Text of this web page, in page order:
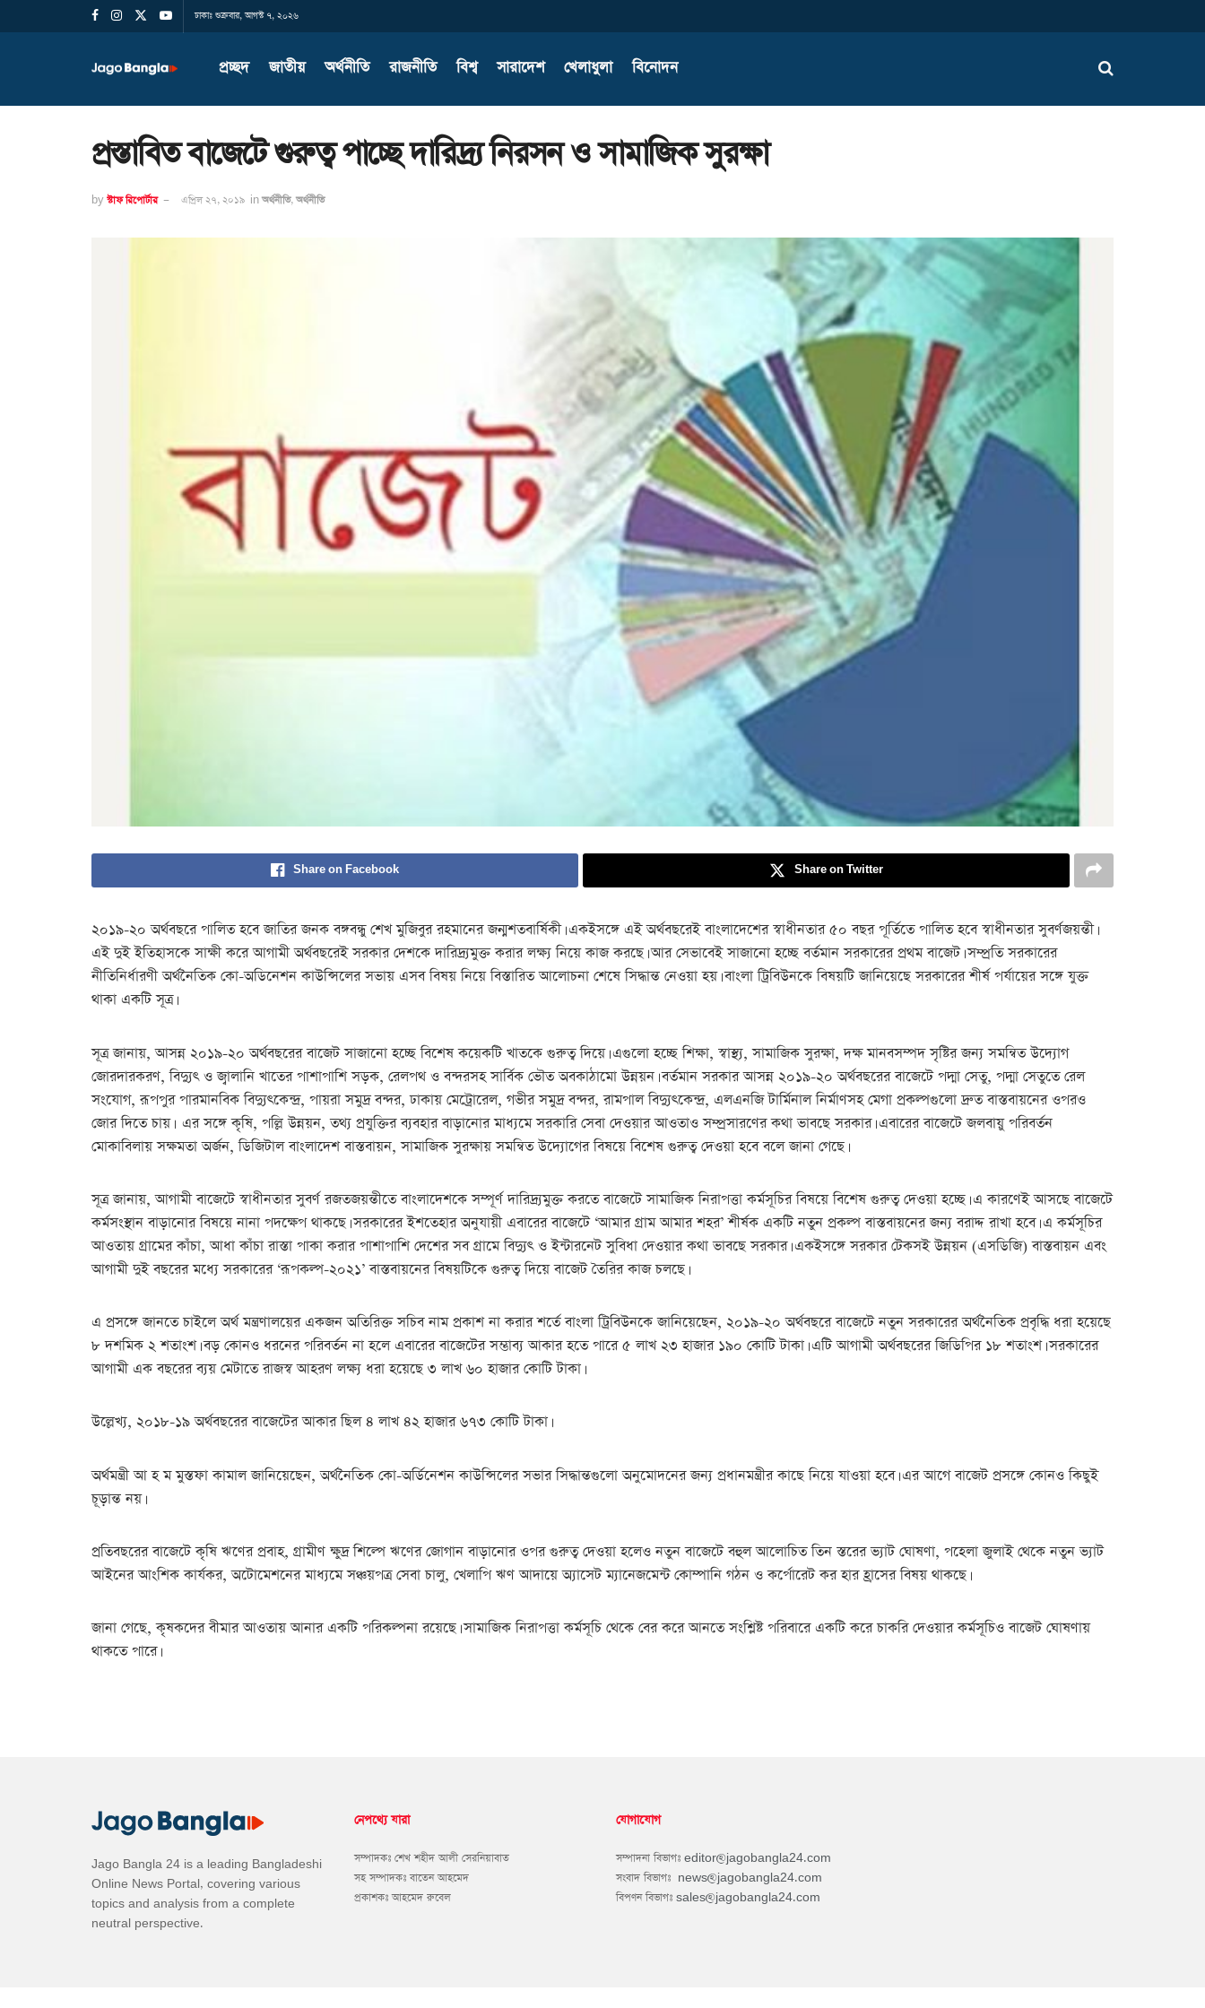
ঢাকাঃ শুক্রবার, আগস্ট ৭, ২০২৬
প্রচ্ছদ জাতীয় অর্থনীতি রাজনীতি বিশ্ব সারাদেশ খেলাধুলা বিনোদন
প্রস্তাবিত বাজেটে গুরুত্ব পাচ্ছে দারিদ্র্য নিরসন ও সামাজিক সুরক্ষা
by স্টাফ রিপোর্টার এপ্রিল ২৭, ২০১৯ in অর্থনীতি,অর্থনীতি
Share on Facebook Share on Twitter
২০১৯-২০ অর্থবছরে পালিত হবে জাতির জনক বঙ্গবন্ধু শেখ মুজিবুর রহমানের জন্মশতবার্ষিকী। একইসঙ্গে এই অর্থবছরেই বাংলাদেশের স্বাধীনতার ৫০ বছর পূর্তিতে পালিত হবে স্বাধীনতার সুবর্ণজয়ন্তী।
এই দুই ইতিহাসকে সাক্ষী করে আগামী অর্থবছরেই সরকার দেশকে দারিদ্র্যমুক্ত করার লক্ষ্য নিয়ে কাজ করছে। আর সেভাবেই সাজানো হচ্ছে বর্তমান সরকারের প্রথম বাজেট। সম্প্রতি সরকারের
নীতিনির্ধারণী অর্থনৈতিক কো-অডিনেশন কাউন্সিলের সভায় এসব বিষয় নিয়ে বিস্তারিত আলোচনা শেষে সিদ্ধান্ত নেওয়া হয়। বাংলা ট্রিবিউনকে বিষয়টি জানিয়েছে সরকারের শীর্ষ পর্যায়ের সঙ্গে যুক্ত
থাকা একটি সূত্র।
সূত্র জানায়, আসন্ন ২০১৯-২০ অর্থবছরের বাজেট সাজানো হচ্ছে বিশেষ কয়েকটি খাতকে গুরুত্ব দিয়ে। এগুলো হচ্ছে শিক্ষা, স্বাস্থ্য, সামাজিক সুরক্ষা, দক্ষ মানবসম্পদ সৃষ্টির জন্য সমন্বিত উদ্যোগ
জোরদারকরণ, বিদ্যুৎ ও জ্বালানি খাতের পাশাপাশি সড়ক, রেলপথ ও বন্দরসহ সার্বিক ভৌত অবকাঠামো উন্নয়ন। বর্তমান সরকার আসন্ন ২০১৯-২০ অর্থবছরের বাজেটে পদ্মা সেতু, পদ্মা সেতুতে রেল
সংযোগ, রূপপুর পারমানবিক বিদ্যুৎকেন্দ্র, পায়রা সমুদ্র বন্দর, ঢাকায় মেট্রোরেল, গভীর সমুদ্র বন্দর, রামপাল বিদ্যুৎকেন্দ্র, এলএনজি টার্মিনাল নির্মাণসহ মেগা প্রকল্পগুলো দ্রুত বাস্তবায়নের ওপরও
জোর দিতে চায়। এর সঙ্গে কৃষি, পল্লি উন্নয়ন, তথ্য প্রযুক্তির ব্যবহার বাড়ানোর মাধ্যমে সরকারি সেবা দেওয়ার আওতাও সম্প্রসারণের কথা ভাবছে সরকার। এবারের বাজেটে জলবায়ু পরিবর্তন
মোকাবিলায় সক্ষমতা অর্জন, ডিজিটাল বাংলাদেশ বাস্তবায়ন, সামাজিক সুরক্ষায় সমন্বিত উদ্যোগের বিষয়ে বিশেষ গুরুত্ব দেওয়া হবে বলে জানা গেছে।
সূত্র জানায়, আগামী বাজেটে স্বাধীনতার সুবর্ণ রজতজয়ন্তীতে বাংলাদেশকে সম্পূর্ণ দারিদ্র্যমুক্ত করতে বাজেটে সামাজিক নিরাপত্তা কর্মসূচির বিষয়ে বিশেষ গুরুত্ব দেওয়া হচ্ছে। এ কারণেই আসছে বাজেটে
কর্মসংস্থান বাড়ানোর বিষয়ে নানা পদক্ষেপ থাকছে। সরকারের ইশতেহার অনুযায়ী এবারের বাজেটে ‘আমার গ্রাম আমার শহর’ শীর্ষক একটি নতুন প্রকল্প বাস্তবায়নের জন্য বরাদ্দ রাখা হবে। এ কর্মসূচির
আওতায় গ্রামের কাঁচা, আধা কাঁচা রাস্তা পাকা করার পাশাপাশি দেশের সব গ্রামে বিদ্যুৎ ও ইন্টারনেট সুবিধা দেওয়ার কথা ভাবছে সরকার। একইসঙ্গে সরকার টেকসই উন্নয়ন (এসডিজি) বাস্তবায়ন এবং
আগামী দুই বছরের মধ্যে সরকারের ‘রূপকল্প-২০২১’ বাস্তবায়নের বিষয়টিকে গুরুত্ব দিয়ে বাজেট তৈরির কাজ চলছে।
এ প্রসঙ্গে জানতে চাইলে অর্থ মন্ত্রণালয়ের একজন অতিরিক্ত সচিব নাম প্রকাশ না করার শর্তে বাংলা ট্রিবিউনকে জানিয়েছেন, ২০১৯-২০ অর্থবছরে বাজেটে নতুন সরকারের অর্থনৈতিক প্রবৃদ্ধি ধরা হয়েছে
৮ দশমিক ২ শতাংশ। বড় কোনও ধরনের পরিবর্তন না হলে এবারের বাজেটের সম্ভাব্য আকার হতে পারে ৫ লাখ ২৩ হাজার ১৯০ কোটি টাকা। এটি আগামী অর্থবছরের জিডিপির ১৮ শতাংশ। সরকারের
আগামী এক বছরের ব্যয় মেটাতে রাজস্ব আহরণ লক্ষ্য ধরা হয়েছে ৩ লাখ ৬০ হাজার কোটি টাকা।
উল্লেখ্য, ২০১৮-১৯ অর্থবছরের বাজেটের আকার ছিল ৪ লাখ ৪২ হাজার ৬৭৩ কোটি টাকা।
অর্থমন্ত্রী আ হ ম মুস্তফা কামাল জানিয়েছেন, অর্থনৈতিক কো-অর্ডিনেশন কাউন্সিলের সভার সিদ্ধান্তগুলো অনুমোদনের জন্য প্রধানমন্ত্রীর কাছে নিয়ে যাওয়া হবে। এর আগে বাজেট প্রসঙ্গে কোনও কিছুই
চূড়ান্ত নয়।
প্রতিবছরের বাজেটে কৃষি ঋণের প্রবাহ, গ্রামীণ ক্ষুদ্র শিল্পে ঋণের জোগান বাড়ানোর ওপর গুরুত্ব দেওয়া হলেও নতুন বাজেটে বহুল আলোচিত তিন স্তরের ভ্যাট ঘোষণা, পহেলা জুলাই থেকে নতুন ভ্যাট
আইনের আংশিক কার্যকর, অটোমেশনের মাধ্যমে সঞ্চয়পত্র সেবা চালু, খেলাপি ঋণ আদায়ে অ্যাসেট ম্যানেজমেন্ট কোম্পানি গঠন ও কর্পোরেট কর হার হ্রাসের বিষয় থাকছে।
জানা গেছে, কৃষকদের বীমার আওতায় আনার একটি পরিকল্পনা রয়েছে। সামাজিক নিরাপত্তা কর্মসূচি থেকে বের করে আনতে সংশ্লিষ্ট পরিবারে একটি করে চাকরি দেওয়ার কর্মসূচিও বাজেট ঘোষণায়
থাকতে পারে।
Jago Bangla 24 is a leading Bangladeshi
Online News Portal, covering various
topics and analysis from a complete
neutral perspective.
নেপথ্যে যারা
সম্পাদকঃ শেখ শহীদ আলী সেরনিয়াবাত
সহ সম্পাদকঃ বাতেন আহমেদ
প্রকাশকঃ আহমেদ রুবেল
যোগাযোগ
সম্পাদনা বিভাগঃ editor@jagobangla24.com
সংবাদ বিভাগঃ news@jagobangla24.com
বিপণন বিভাগঃ sales@jagobangla24.com